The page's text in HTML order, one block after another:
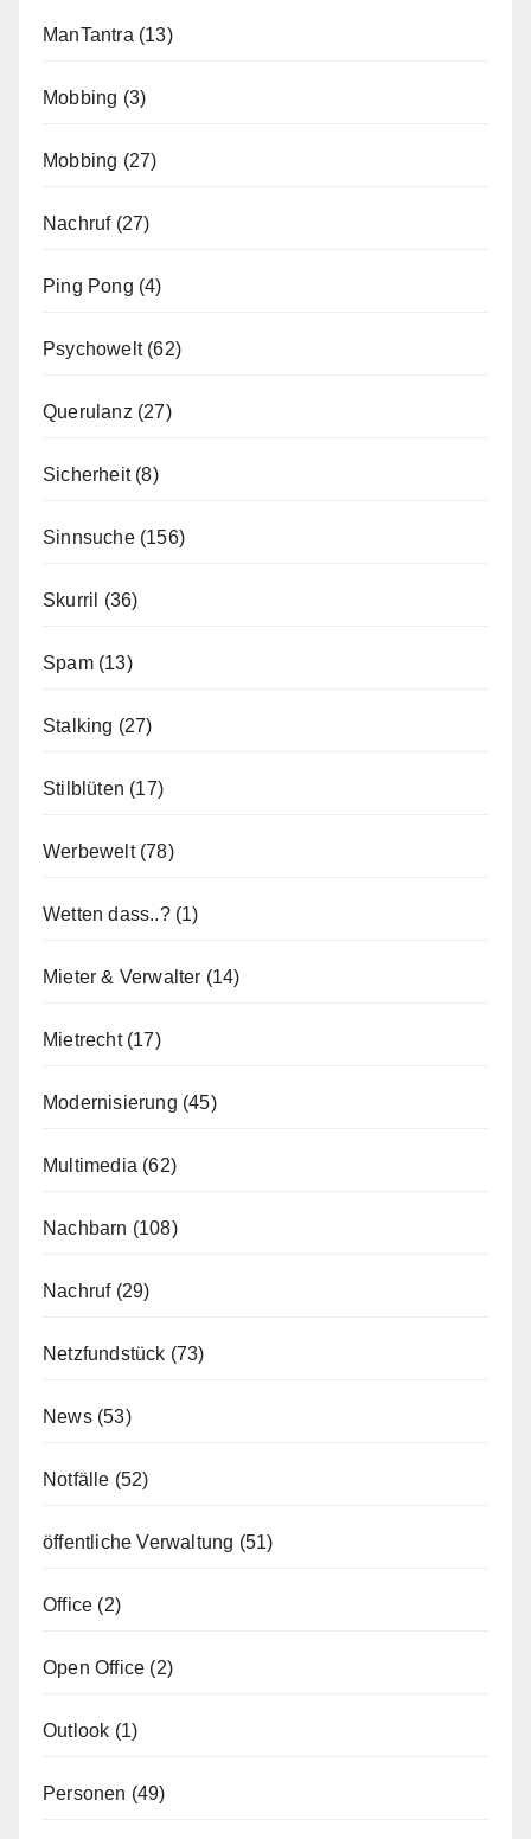
ManTantra (13)
Mobbing (3)
Mobbing (27)
Nachruf(27)
Ping Pong (4)
Psychowelt(62)
Querulanz (27)
Sicherheit(8)
Sinnsuche(156)
Skurril (36)
Spam(13)
Stalking (27)
Stilblüten (17)
Werbewelt(78)
Wetten dass..?(1)
Mieter & Verwalter (14)
Mietrecht(17)
Modernisierung (45)
Multimedia (62)
Nachbarn (108)
Nachruf(29)
Netzfundstück (73)
News(53)
Notfälle (52)
öffentliche Verwaltung (51)
Office (2)
Open Office (2)
Outlook (1)
Personen (49)